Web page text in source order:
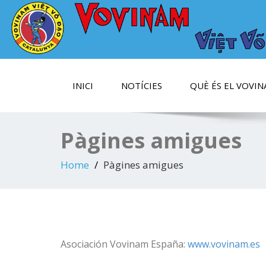
ASSOCIACIÓ
VOVINAM VIET VO
Ser fort, per ser útil!
INICI NOTÍCIES QUÈ ÉS EL
Pàgines amigues
Home Pàgines amigues
Asociación Vovinam España: www.vovinam.es